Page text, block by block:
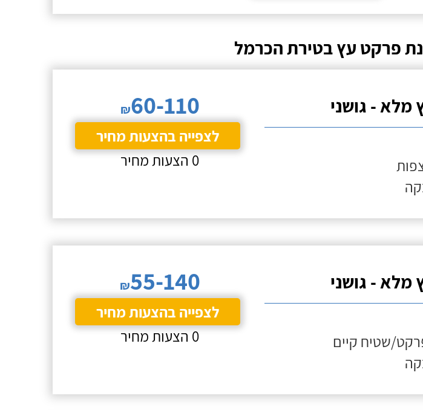
פרקט עץ בטירת הכרמל
- גושני ₪60-110
לצפייה בהצעות מחיר
0 הצעות מחיר
- גושני
שטיח קיים
₪55-140
לצפייה בהצעות מחיר
0 הצעות מחיר